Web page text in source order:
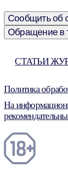
Сообщить об
Обращение в
СТАТЬИ
Политика
На